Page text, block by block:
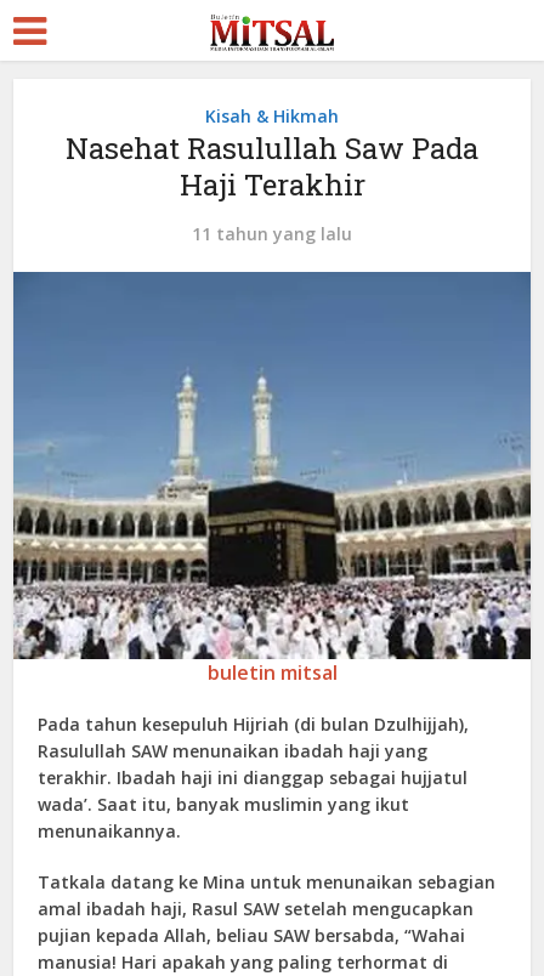
Kisah & Hikmah
Nasehat Rasulullah Saw Pada
Haji Terakhir
11 tahun yang lalu
buletin mitsal
Pada tahun kesepuluh Hijriah (di bulan Dzulhijjah),
Rasulullah SAW menunaikan ibadah haji yang
terakhir. Ibadah haji ini dianggap sebagai hujjatul
wada’. Saat itu, banyak muslimin yang ikut
menunaikannya.
Tatkala datang ke Mina untuk menunaikan sebagian
amal ibadah haji, Rasul SAW setelah mengucapkan
pujian kepada Allah, beliau SAW bersabda, “Wahai
manusia! Hari apakah yang paling terhormat di